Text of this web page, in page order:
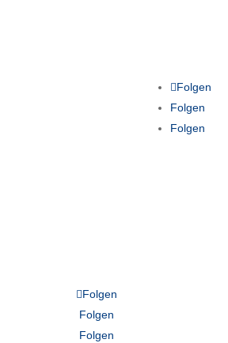
Folgen
Folgen
Folgen
Folgen
Folgen
Folgen